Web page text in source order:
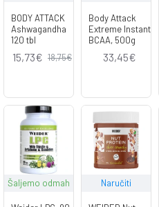
BODY ATTACK
Ashwagandha
120 tbl
15,73€ 18,75€
Body Attack
Extreme Instant
BCAA, 500g
33,45€
Šaljemo odmah Naručiti